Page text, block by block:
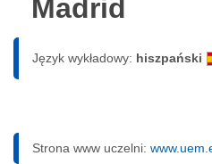
Madrid
Język wykładowy: hiszpański
Strona www uczelni: